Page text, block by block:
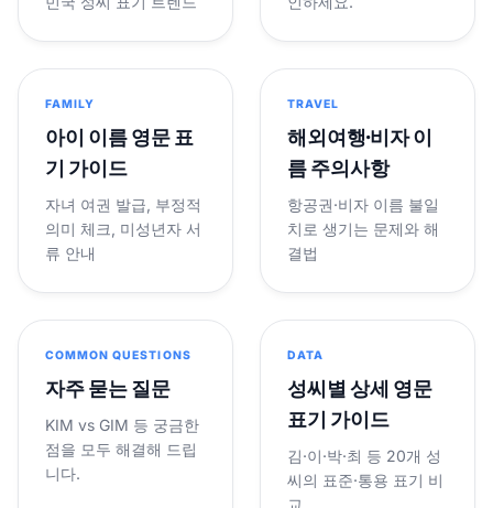
FAMILY
아이 이름 영문 표
기 가이드
자녀 여권 발급, 부정적
의미 체크, 미성년자 서
류 안내
TRAVEL
해외여행·비자 이
름 주의사항
항공권·비자 이름 불일
치로 생기는 문제와 해
결법
COMMON QUESTIONS
자주 묻는 질문
KIM vs GIM 등 궁금한
점을 모두 해결해 드립
니다.
DATA
성씨별 상세 영문
표기 가이드
김·이·박·최 등 20개 성
씨의 표준·통용 표기 비
교